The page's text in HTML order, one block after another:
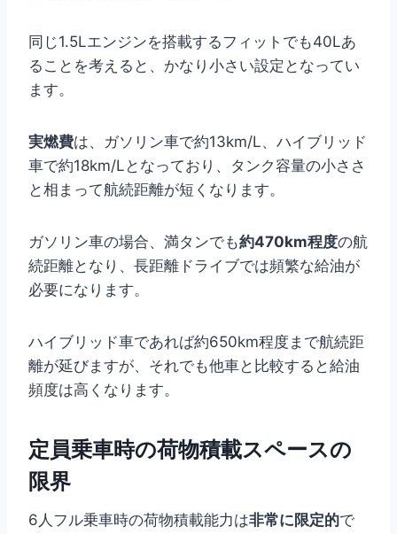
同じ1.5Lエンジンを搭載するフィットでも40Lあ
ることを考えると、かなり小さい設定となってい
ます。
実燃費は、ガソリン車で約13km/L、ハイブリッド
車で約18km/Lとなっており、タンク容量の小ささ
と相まって航続距離が短くなります。
ガソリン車の場合、満タンでも約470km程度の航
続距離となり、長距離ドライブでは頻繁な給油が
必要になります。
ハイブリッド車であれば約650km程度まで航続距
離が延びますが、それでも他車と比較すると給油
頻度は高くなります。
定員乗車時の荷物積載スペースの
限界
6人フル乗車時の荷物積載能力は非常に限定的で